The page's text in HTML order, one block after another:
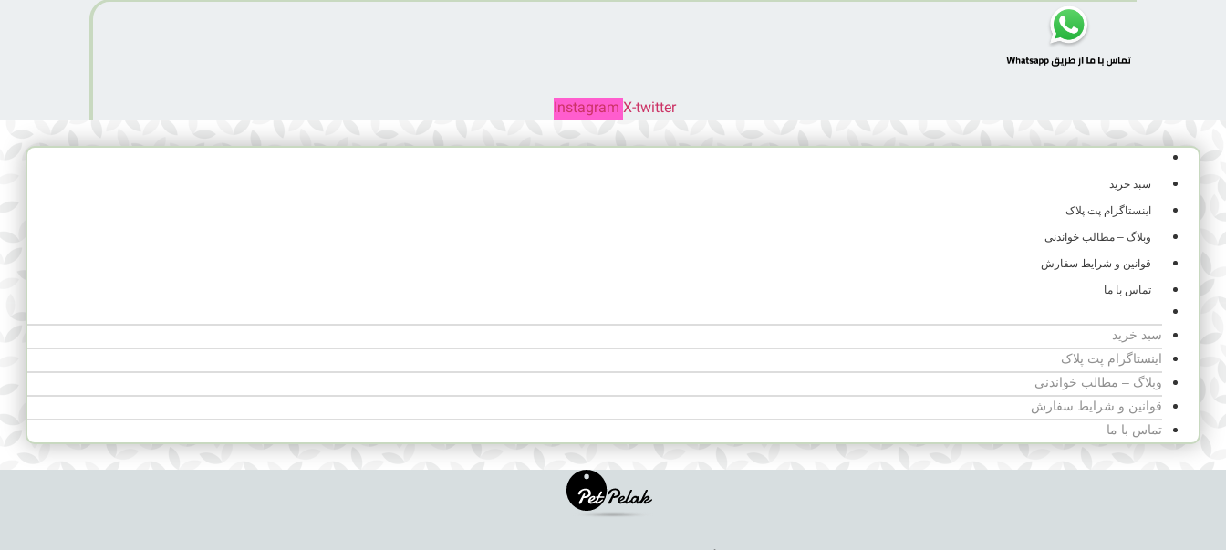
Instagram X-twitter
سبد خرید
اینستاگرام پت پلاک
وبلاگ – مطالب خواندنی
قوانین و شرایط سفارش
تماس با ما
سبد خرید
اینستاگرام پت پلاک
وبلاگ – مطالب خواندنی
قوانین و شرایط سفارش
تماس با ما